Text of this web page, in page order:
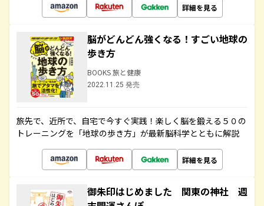
詳細を見る
脳がどんどん強くなる！すごい地球の
歩き方
BOOKS 旅と健康
2022.11.25 発売
旅先で、近所で、自宅で今すぐ実践！楽しく脳を鍛える５０の
トレーニングを「地球の歩き方」が最新脳科学とともに解説
詳細を見る
御朱印はじめました 関東の神社 週